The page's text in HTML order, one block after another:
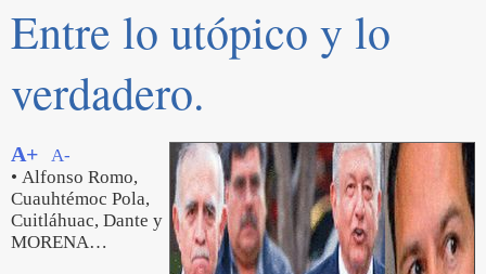
Entre lo utópico y lo
verdadero.
A+
A-
• Alfonso Romo,
Cuauhtémoc Pola,
Cuitláhuac, Dante y
MORENA…